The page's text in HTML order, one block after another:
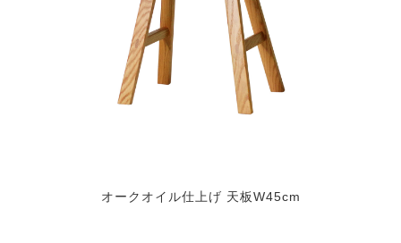
オークオイル仕上げ 天板W45cm